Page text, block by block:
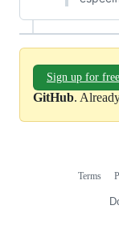
Sign up for free
GitHub.
Terms